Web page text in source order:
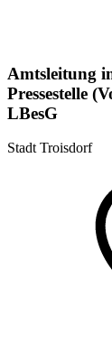
Amtsleitung
Pressestelle
LBesG
Stadt Troisdorf